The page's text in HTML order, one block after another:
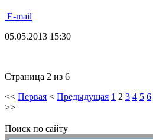
E-mail
05.05.2013 15:30
Страница 2 из 6
<< Первая < Предыдущая 1 2 3 4 5 6
>>
Поиск по сайту